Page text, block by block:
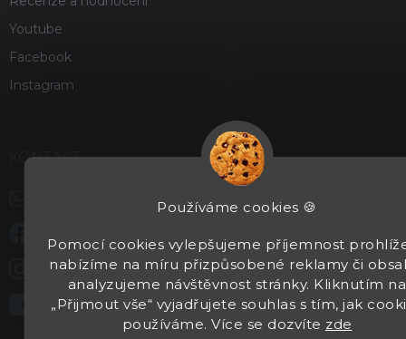
Používáme cookies 🍪
Pomocí cookies vylepšujeme příjemnost
nabízíme na míru přizpůsobené reklamy či
analyzujeme návštěvnost stránky. Kliknutím na
„Přijmout vše“ vyjadřujete souhlas s tím, jak
používáme. Více se dozvíte zde
Youtube
Facebook
Instagram
KONTAKT
kentaurzbrane.cz
kentaurzbrane
https://www.youtube.com/channel/